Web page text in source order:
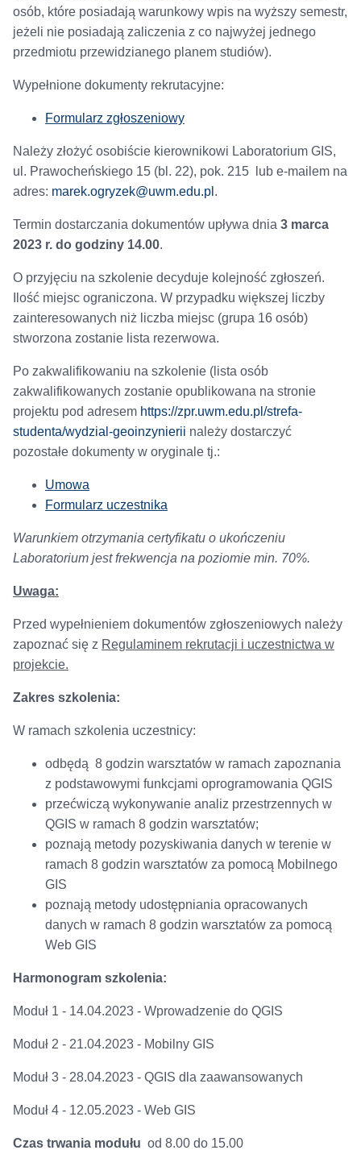
osób, które posiadają warunkowy wpis na wyższy semestr,
jeżeli nie posiadają zaliczenia z co najwyżej jednego
przedmiotu przewidzianego planem studiów).
Wypełnione dokumenty rekrutacyjne:
Formularz zgłoszeniowy
Należy złożyć osobiście kierownikowi Laboratorium GIS,
ul. Prawocheńskiego 15 (bl. 22), pok. 215 lub e-mailem na
adres: marek.ogryzek@uwm.edu.pl .
Termin dostarczania dokumentów upływa dnia 3 marca
2023 r. do godziny 14.00.
O przyjęciu na szkolenie decyduje kolejność zgłoszeń.
Ilość miejsc ograniczona. W przypadku większej liczby
zainteresowanych niż liczba miejsc (grupa 16 osób)
stworzona zostanie lista rezerwowa.
Po zakwalifikowaniu na szkolenie (lista osób
zakwalifikowanych zostanie opublikowana na stronie
projektu pod adresem https://zpr.uwm.edu.pl/strefa-
studenta/wydzial-geoinzynierii należy dostarczyć
pozostałe dokumenty w oryginale tj.:
Umowa
Formularz uczestnika
Warunkiem otrzymania certyfikatu o ukończeniu
Laboratorium jest frekwencja na poziomie min. 70%.
Uwaga:
Przed wypełnieniem dokumentów zgłoszeniowych należy
zapoznać się z Regulaminem rekrutacji i uczestnictwa w
projekcie.
Zakres szkolenia:
W ramach szkolenia uczestnicy:
odbędą 8 godzin warsztatów w ramach zapoznania
z podstawowymi funkcjami oprogramowania QGIS
przećwiczą wykonywanie analiz przestrzennych w
QGIS w ramach 8 godzin warsztatów;
poznają metody pozyskiwania danych w terenie w
ramach 8 godzin warsztatów za pomocą Mobilnego
GIS
poznają metody udostępniania opracowanych
danych w ramach 8 godzin warsztatów za pomocą
Web GIS
Harmonogram szkolenia:
Moduł 1 - 14.04.2023 - Wprowadzenie do QGIS
Moduł 2 - 21.04.2023 - Mobilny GIS
Moduł 3 - 28.04.2023 - QGIS dla zaawansowanych
Moduł 4 - 12.05.2023 - Web GIS
Czas trwania modułu od 8.00 do 15.00